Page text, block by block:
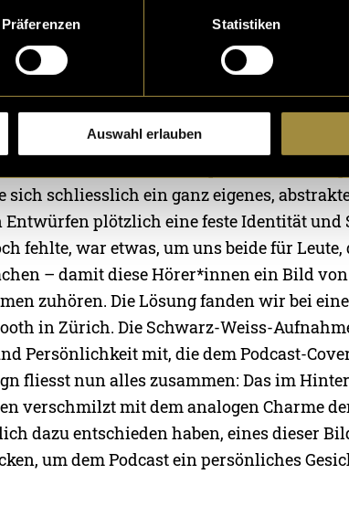
Präferenzen Statistiken
Auswahl erlauben
mir an Bildmaterial fehlte. Dazu kam
hatten und ich es extrem schwierig fand,
Ich experimentierte
und unkonventionellen Layouts, um
sich schliesslich ein ganz eigenes,
Entwürfen plötzlich eine feste Identität und
fehlte, war etwas, um uns beide für
– damit diese Hörer*innen ein Bild
zuhören. Die Lösung fanden wir bei
in Zürich. Die Schwarz-Weiss-
Persönlichkeit mit, die dem Podcast-
fliesst nun alles zusammen: Das im
verschmilzt mit dem analogen Charme
dazu entschieden haben, eines dieser
um dem Podcast ein persönliches